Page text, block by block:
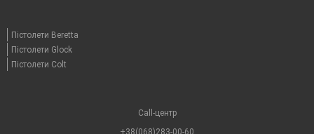
Пістолети Beretta
Пістолети Glock
Пістолети Colt
Call-центр
+38(068)283-00-60